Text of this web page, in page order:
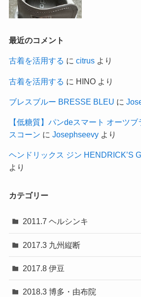
最近のコメント
古着を活用する に citrusより
古着を活用する に HINOより
ブレスブルー BRESSE BLEU に
【低糖質】パンdeスマート オーツ
スコーン に Josephseevyより
ヘンドリックス ジン HENDRICK’S
より
カテゴリー
2011.7 ヘルシンキ
2017.3 九州縦断
2017.8 伊豆
2018.3 博多・由布院